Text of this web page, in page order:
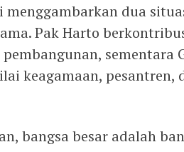
menggambarkan dua
Pak Harto
sementara
keagamaan, pesantren,
bangsa besar adalah